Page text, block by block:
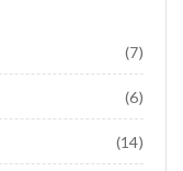
(7)
(6)
(14)